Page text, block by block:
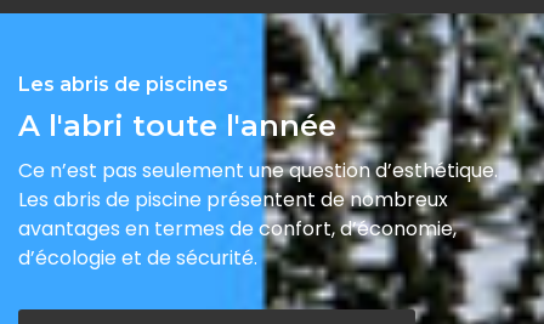
Les abris de piscines
A l'abri toute l'année
Ce n’est pas seulement une question d’esthétique.
Les abris de piscine présentent de nombreux
avantages en termes de confort, d’économie,
d’écologie et de sécurité.